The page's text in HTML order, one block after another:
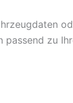
zu